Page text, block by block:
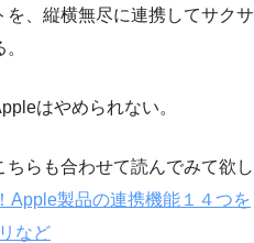
を、縦横無尽に連携してサクサ
はやめられない。
らも合わせて読んでみて欲し
Apple製品の連携機能１４つを
など